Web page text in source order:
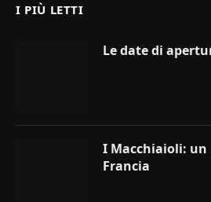
I PIÙ LETTI
Le date di
I Macchiaioli:
Francia